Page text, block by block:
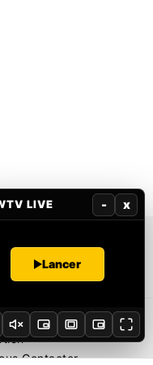
Google Play
Mentions légales
Contacter
LIVE - x
Lancer